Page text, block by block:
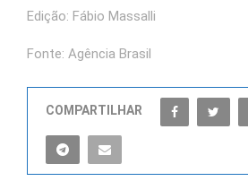
Edição: Fábio Massalli
Fonte: Agência Brasil
COMPARTILHAR